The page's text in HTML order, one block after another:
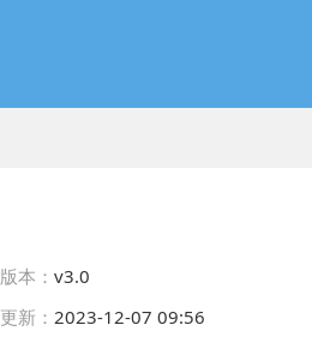
版本： v3.0
更新： 2023-12-07 09:56